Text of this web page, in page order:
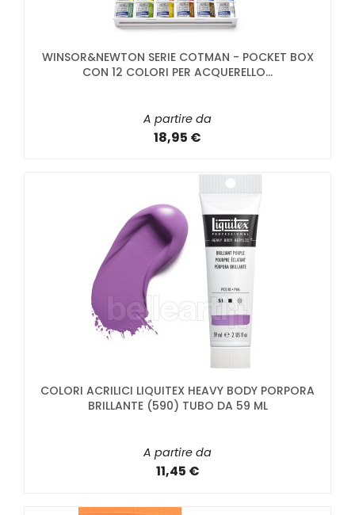
WINSOR&NEWTON SERIE COTMAN - POCKET BOX
CON 12 COLORI PER ACQUERELLO...
A partire da
18,95 €
COLORI ACRILICI LIQUITEX HEAVY BODY PORPORA
BRILLANTE (590) TUBO DA 59 ML
A partire da
11,45 €